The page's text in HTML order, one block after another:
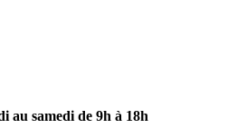
au samedi de 9h à 18h